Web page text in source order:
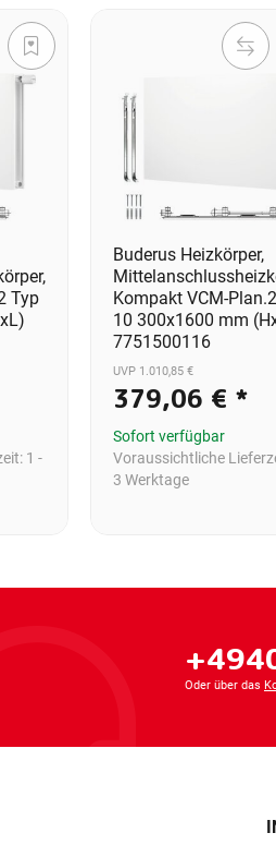
Typ
1 -
Buderus Heizkörper,
Kompakt VCM-
10 300x1600 mm
7751500116
UVP 1.010,85 €
379,06 € *
Sofort verfügbar
Voraussichtliche
3 Werktage
Oder über das